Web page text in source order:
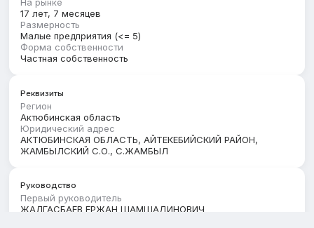
17 лет, 7 месяцев
Размерность
Малые предприятия (<= 5)
Форма собственности
Частная собственность
Реквизиты
Регион
Актюбинская область
Юридический адрес
АКТЮБИНСКАЯ ОБЛАСТЬ, АЙТЕКЕБИЙСКИЙ РАЙОН,
ЖАМБЫЛСКИЙ С.О., С.ЖАМБЫЛ
Руководство
Первый руководитель
ЖАЛГАСБАЕВ ЕРЖАН ШАМШАДИНОВИЧ